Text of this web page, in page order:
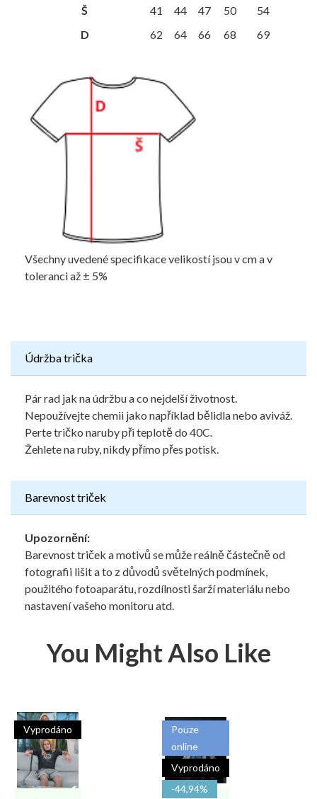
Š 41 44 47 50
54
D
62 64 66 68 69
Všechny uvedené specifikace velikostí jsou v cm a v
toleranci až ± 5%
Údržba trička
Pár rad jak na údržbu a co nejdelší životnost.
Nepoužívejte chemii jako například bělidla nebo aviváž.
Perte tričko naruby při teplotě do 40C.
Žehlete na ruby, nikdy přímo přes potisk.
Barevnost triček
Upozornění:
Barevnost triček a motivů se může reálně částečně od
fotografii lišit a to z důvodů světelných podmínek,
použitého fotoaparátu, rozdílnosti šarží materiálu nebo
nastavení vašeho monitoru atd.
You Might Also Like
Vyprodáno
Pouze
online
Vyprodáno
-44,94%